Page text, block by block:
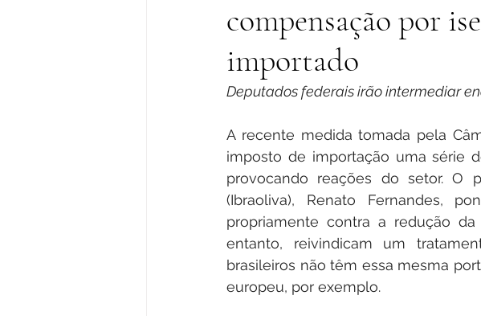
compensação por
importado
Deputados federais irão intermediar
A recente medida tomada pela
imposto de importação uma série
provocando reações do setor. O
(Ibraoliva), Renato Fernandes,
propriamente contra a redução
entanto, reivindicam um
brasileiros não têm essa mesma
europeu, por exemplo.